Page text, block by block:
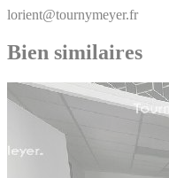
lorient@tournymeyer.fr
Bien similaires